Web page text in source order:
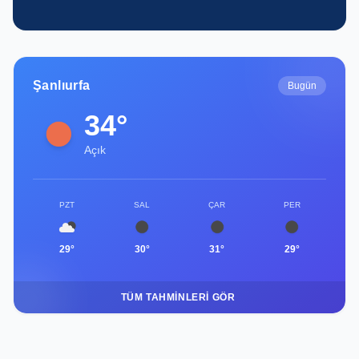
Şanlıurfa Bugün
34°
Açık
PZT
29°
SAL
30°
ÇAR
31°
PER
29°
TÜM TAHMINLERI GÖR